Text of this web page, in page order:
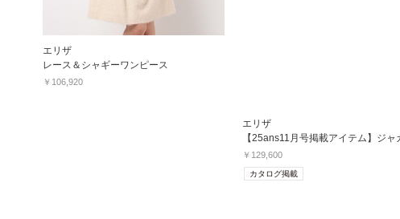
エリザ
レース＆シャギーワンピース
￥106,920
エリザ
￥129,600
カタログ掲載